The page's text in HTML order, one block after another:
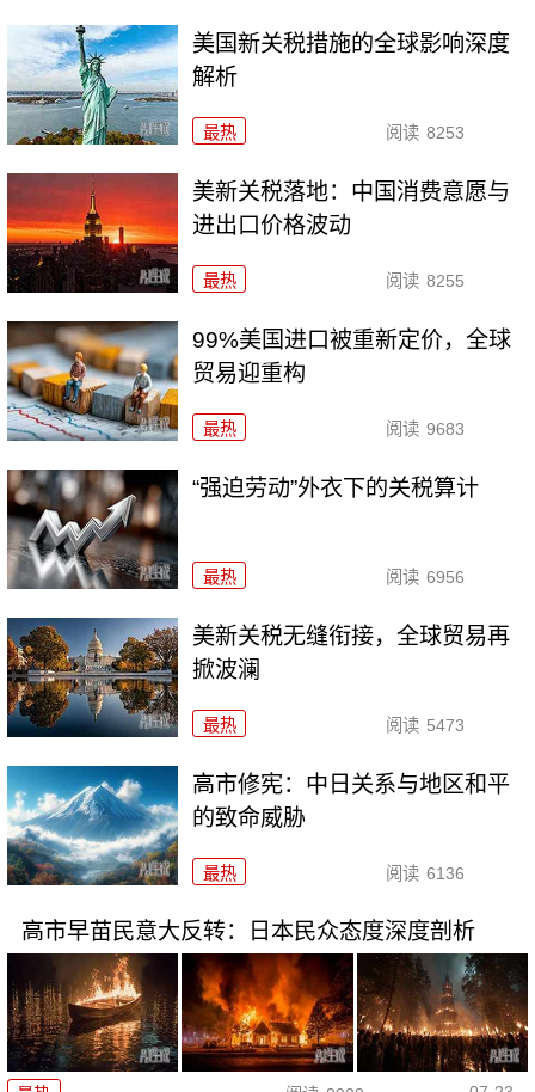
美国新关税措施的全球影响深度
解析
最热 阅读 8253
美新关税落地：中国消费意愿与
进出口价格波动
最热 阅读 8255
99%美国进口被重新定价，全球
贸易迎重构
最热 阅读 9683
“强迫劳动”外衣下的关税算计
最热 阅读 6956
美新关税无缝衔接，全球贸易再
掀波澜
最热 阅读 5473
高市修宪：中日关系与地区和平
的致命威胁
最热 阅读 6136
高市早苗民意大反转：日本民众态度深度剖析